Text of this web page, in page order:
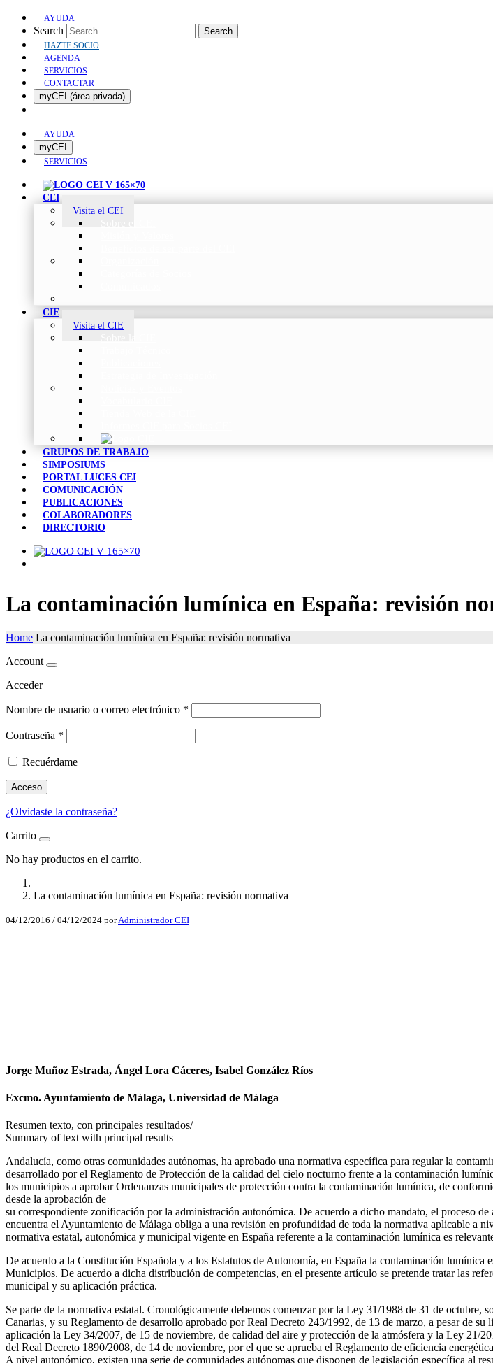
AYUDA
Search Search
HAZTE SOCIO
AGENDA
SERVICIOS
CONTACTAR
myCEI (área privada)
AYUDA
myCEI
SERVICIOS
CEI
Visita el CEI
CIE
Visita el CIE
GRUPOS DE TRABAJO
SIMPOSIUMS
PORTAL LUCES CEI
COMUNICACIÓN
PUBLICACIONES
COLABORADORES
DIRECTORIO
La contaminación lumínica en España: revisión
Home La contaminación lumínica en España: revisión normativa
Account
Acceder
Nombre de usuario o correo electrónico *
Contraseña *
Recuérdame
Acceso
¿Olvidaste la contraseña?
Carrito
No hay productos en el carrito.
La contaminación lumínica en España: revisión normativa
04/12/2016 / 04/12/2024 porAdministrador CEI
Jorge Muñoz Estrada, Ángel Lora Cáceres, Isabel González Ríos
Excmo. Ayuntamiento de Málaga, Universidad de Málaga
Resumen texto, con principales resultados/
Summary of text with principal results
Andalucía, como otras comunidades autónomas, ha aprobado una normativa específica para regular la
desarrollado por el Reglamento de Protección de la calidad del cielo nocturno frente a la contaminación
los municipios a aprobar Ordenanzas municipales de protección contra la contaminación lumínica, de
desde la aprobación de
su correspondiente zonificación por la administración autonómica. De acuerdo a dicho mandato, el proceso
encuentra el Ayuntamiento de Málaga obliga a una revisión en profundidad de toda la normativa aplicable a
normativa estatal, autonómica y municipal vigente en España referente a la contaminación lumínica es
De acuerdo a la Constitución Española y a los Estatutos de Autonomía, en España la contaminación
Municipios. De acuerdo a dicha distribución de competencias, en el presente artículo se pretende tratar las
municipal y su aplicación práctica.
Se parte de la normativa estatal. Cronológicamente debemos comenzar por la Ley 31/1988 de 31 de
Canarias, y su Reglamento de desarrollo aprobado por Real Decreto 243/1992, de 13 de marzo, a pesar de
aplicación la Ley 34/2007, de 15 de noviembre, de calidad del aire y protección de la atmósfera y la Ley 21/
del Real Decreto 1890/2008, de 14 de noviembre, por el que se aprueba el Reglamento de eficiencia
A nivel autonómico, existen una serie de comunidades autónomas que disponen de legislación específica al